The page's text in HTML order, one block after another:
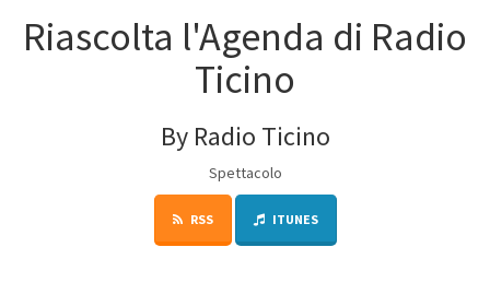
Riascolta l'Agenda di Radio
Ticino
By Radio Ticino
Spettacolo
RSS ITUNES